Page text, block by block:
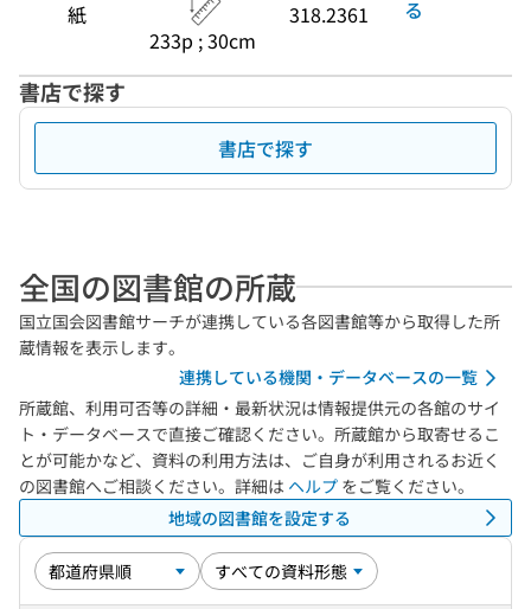
紙
233p ; 30cm
318.2361
る
書店で探す
書店で探す
全国の図書館の所蔵
国立国会図書館サーチが連携している各図書館等から取得した所
蔵情報を表示します。
連携している機関・データベースの一覧
所蔵館、利用可否等の詳細・最新状況は情報提供元の各館のサイ
ト・データベースで直接ご確認ください。所蔵館から取寄せるこ
とが可能かなど、資料の利用方法は、ご自身が利用されるお近く
の図書館へご相談ください。詳細は ヘルプ をご覧ください。
地域の図書館を設定する